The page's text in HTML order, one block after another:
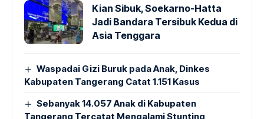
Kian Sibuk, Soekarno-Hatta
Jadi Bandara Tersibuk Kedua di
Asia Tenggara
Waspadai Gizi Buruk pada Anak, Dinkes
Kabupaten Tangerang Catat 1.151 Kasus
Sebanyak 14.057 Anak di Kabupaten
Tangerang Tercatat Mengalami Stunting